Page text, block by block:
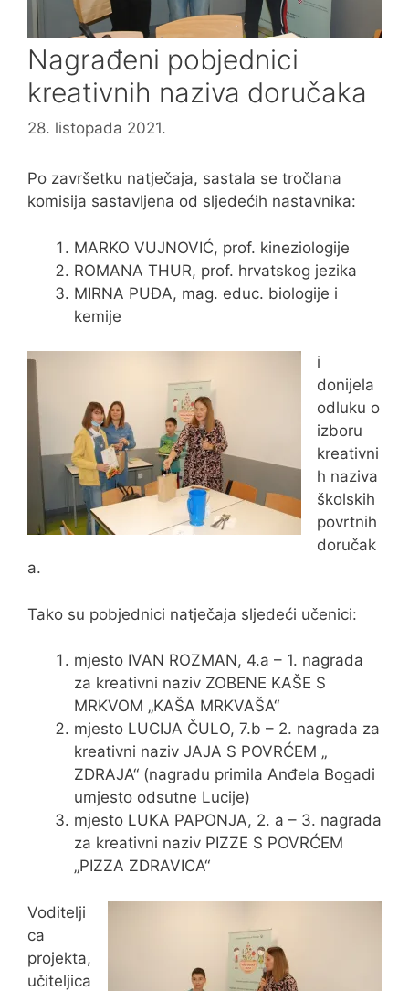
Nagrađeni pobjednici
kreativnih naziva doručaka
28. listopada 2021.
Po završetku natječaja, sastala se tročlana
komisija sastavljena od sljedećih nastavnika:
MARKO VUJNOVIĆ, prof. kineziologije
ROMANA THUR, prof. hrvatskog jezika
MIRNA PUĐA, mag. educ. biologije i
kemije
i
donijela
odluku o
izboru
kreativni
h naziva
školskih
povrtnih
doručak
a.
Tako su pobjednici natječaja sljedeći učenici:
mjesto IVAN ROZMAN, 4.a – 1. nagrada
za kreativni naziv ZOBENE KAŠE S
MRKVOM „KAŠA MRKVAŠA“
mjesto LUCIJA ČULO, 7.b – 2. nagrada za
kreativni naziv JAJA S POVRĆEM „
ZDRAJA“ (nagradu primila Anđela Bogadi
umjesto odsutne Lucije)
mjesto LUKA PAPONJA, 2. a – 3. nagrada
za kreativni naziv PIZZE S POVRĆEM
„PIZZA ZDRAVICA“
Voditelji
ca
projekta,
učiteljica